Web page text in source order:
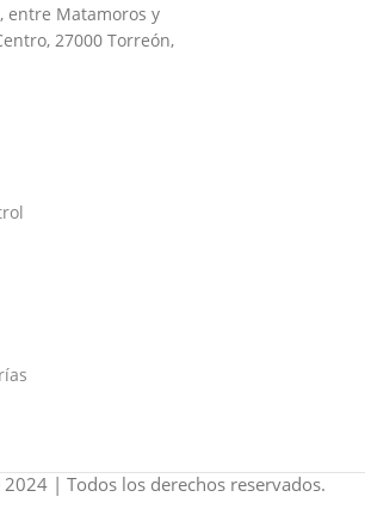
entre Matamoros y
27000 Torreón,
| Todos los derechos reservados.